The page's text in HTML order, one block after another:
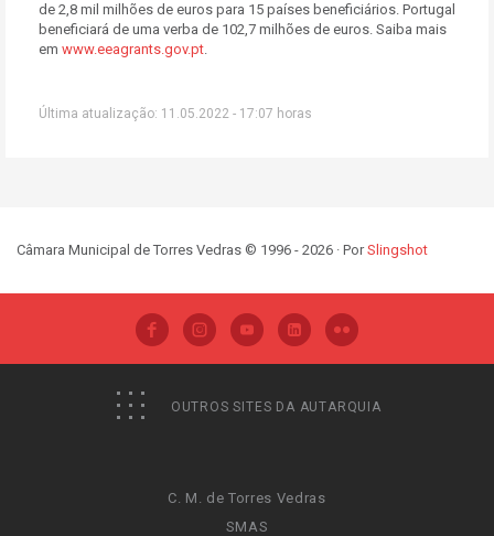
de 2,8 mil milhões de euros para 15 países beneficiários. Portugal
beneficiará de uma verba de 102,7 milhões de euros. Saiba mais
em www.eeagrants.gov.pt.
Última atualização: 11.05.2022 - 17:07 horas
Câmara Municipal de Torres Vedras © 1996 - 2026 · PorSlingshot
OUTROS SITES DA AUTARQUIA
C. M. de Torres Vedras
SMAS